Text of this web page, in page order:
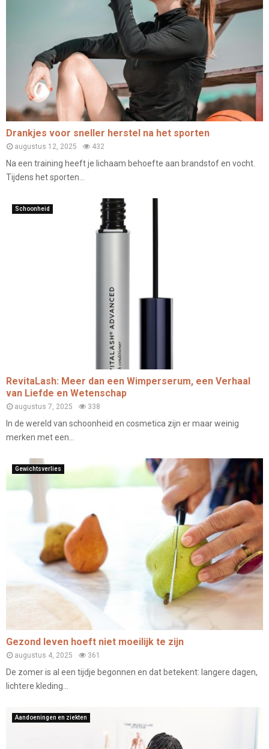
Drankjes voor sneller herstel na het sporten
augustus 12, 2025 432
Na een training heeft je lichaam behoefte aan brandstof en vocht.
Tijdens het sporten...
Schoonheid
RevitaLash: Meer dan een Wimperserum, een Verhaal
van Liefde en Wetenschap
augustus 7, 2025 338
In de wereld van schoonheid en cosmetica zijn er maar weinig
merken met een...
Gewichtsverlies
Gezond leven hoeft niet moeilijk te zijn
augustus 4, 2025 361
De zomer is al een tijdje begonnen en dat betekent: langere dagen,
lichtere kleding...
Aandoeningen en ziekten